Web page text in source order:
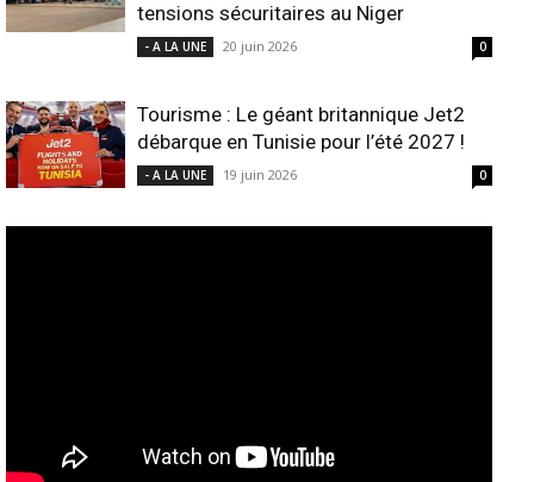
tensions sécuritaires au Niger
- A LA UNE 20 juin 2026 0
Tourisme : Le géant britannique Jet2
débarque en Tunisie pour l’été 2027 !
- A LA UNE 19 juin 2026 0